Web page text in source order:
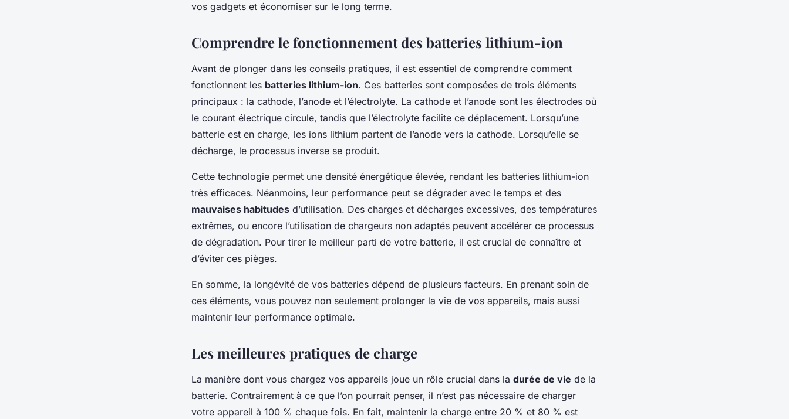
vos gadgets et économiser sur le long terme.
Comprendre le fonctionnement des batteries lithium-ion
Avant de plonger dans les conseils pratiques, il est essentiel de comprendre comment
fonctionnent les batteries lithium-ion. Ces batteries sont composées de trois éléments
principaux : la cathode, l’anode et l’électrolyte. La cathode et l’anode sont les électrodes où
le courant électrique circule, tandis que l’électrolyte facilite ce déplacement. Lorsqu’une
batterie est en charge, les ions lithium partent de l’anode vers la cathode. Lorsqu’elle se
décharge, le processus inverse se produit.
Cette technologie permet une densité énergétique élevée, rendant les batteries lithium-ion
très efficaces. Néanmoins, leur performance peut se dégrader avec le temps et des
mauvaises habitudes d’utilisation. Des charges et décharges excessives, des températures
extrêmes, ou encore l’utilisation de chargeurs non adaptés peuvent accélérer ce processus
de dégradation. Pour tirer le meilleur parti de votre batterie, il est crucial de connaître et
d’éviter ces pièges.
En somme, la longévité de vos batteries dépend de plusieurs facteurs. En prenant soin de
ces éléments, vous pouvez non seulement prolonger la vie de vos appareils, mais aussi
maintenir leur performance optimale.
Les meilleures pratiques de charge
La manière dont vous chargez vos appareils joue un rôle crucial dans la durée de vie de la
batterie. Contrairement à ce que l’on pourrait penser, il n’est pas nécessaire de charger
votre appareil à 100 % chaque fois. En fait, maintenir la charge entre 20 % et 80 % est